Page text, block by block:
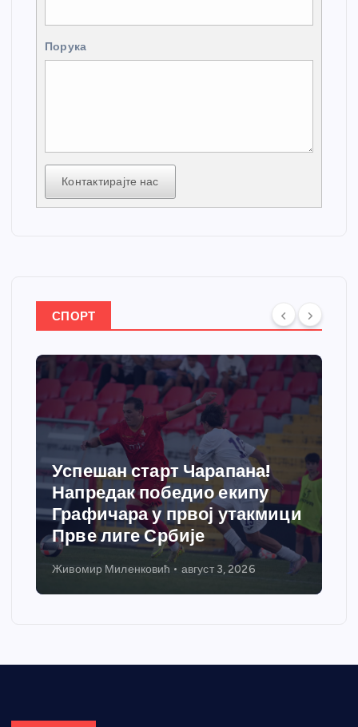
Порука
Контактирајте нас
СПОРТ
Успешан старт Чарапана!
Напредак победио екипу
Графичара у првој утакмици
Прве лиге Србије
Живомир Миленковић август 3, 2026